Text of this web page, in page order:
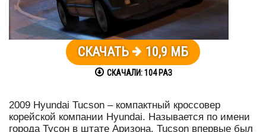
СКАЧАТЬ 10,9 МБ
СКАЧАЛИ:104РАЗ
2009 Hyundai Tucson – компактный кроссовер
корейской компании Hyundai. Называется по имени
города Тусон в штате Аризона. Tucson впервые был